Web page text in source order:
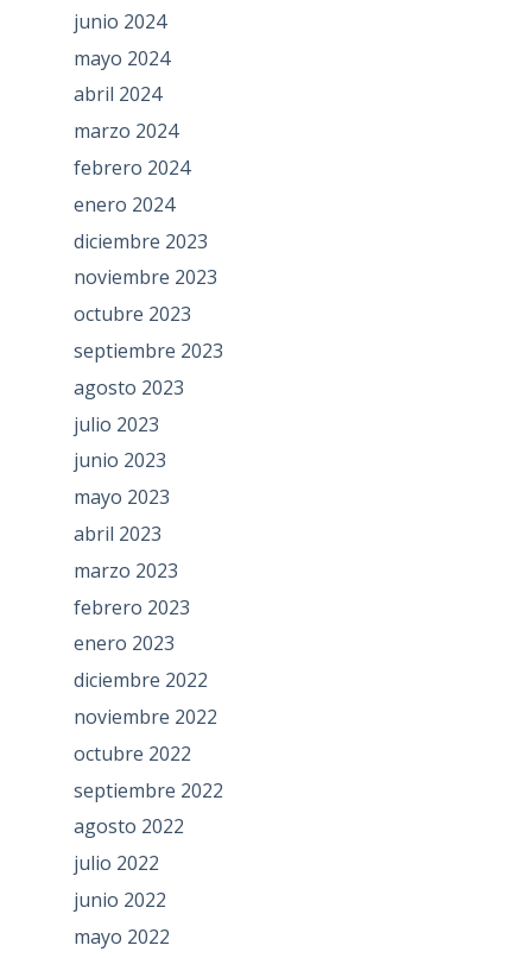
junio 2024
mayo 2024
abril 2024
marzo 2024
febrero 2024
enero 2024
diciembre 2023
noviembre 2023
octubre 2023
septiembre 2023
agosto 2023
julio 2023
junio 2023
mayo 2023
abril 2023
marzo 2023
febrero 2023
enero 2023
diciembre 2022
noviembre 2022
octubre 2022
septiembre 2022
agosto 2022
julio 2022
junio 2022
mayo 2022